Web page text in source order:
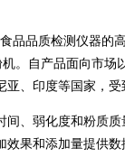
品质检测仪器的
。自产品面向市
、印度等国家，受
、弱化度和粉质
果和添加量提供数